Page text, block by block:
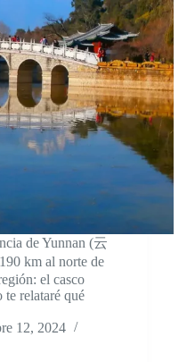
de Yunnan (云
km al norte de
el casco
relataré qué
12, 2024